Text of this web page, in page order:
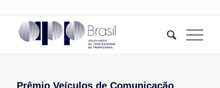
Prêmio Veículos de Comunicação